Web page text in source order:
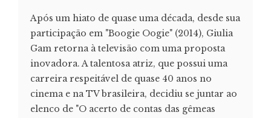
Após um hiato de quase uma década, desde sua
participação em "Boogie Oogie" (2014), Giulia
Gam retorna à televisão com uma proposta
inovadora. A talentosa atriz, que possui uma
carreira respeitável de quase 40 anos no
cinema e na TV brasileira, decidiu se juntar ao
elenco de "O acerto de contas das gêmeas